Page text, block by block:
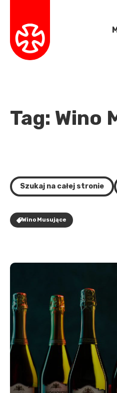
Tag: Wino
Szukaj na całej stronie
Wino Musujące